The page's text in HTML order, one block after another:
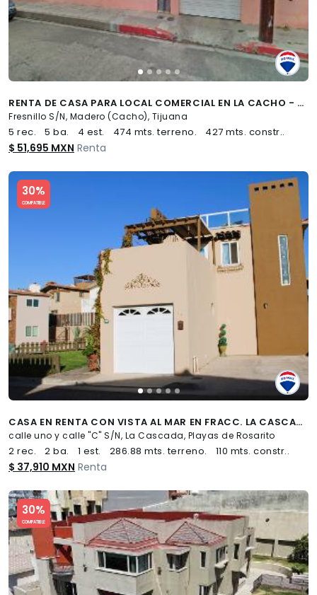
RENTA DE CASA PARA LOCAL COMERCIAL EN LA CACHO - (34)
Fresnillo S/N, Madero (Cacho), Tijuana
5 rec. 5 ba. 4 est. 474 mts. terreno. 427 mts. constr..
$ 51,695 MXN Renta
30%
COMPATIBLE
Slide 1 of 5
CASA EN RENTA CON VISTA AL MAR EN FRACC. LA CASCADA EN ROSARITO BAJA CALIFORNIA - (34)
calle uno y calle "C" S/N, La Cascada, Playas de Rosarito
2 rec. 2 ba. 1 est. 286.88 mts. terreno. 110 mts. constr..
$ 37,910 MXN Renta
30%
COMPATIBLE
Slide 1 of 5